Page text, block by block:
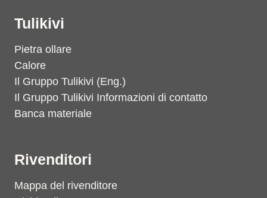
Tulikivi
Pietra ollare
Calore
Il Gruppo Tulikivi (Eng.)
Il Gruppo Tulikivi Informazioni di contatto
Banca materiale
Rivenditori
Mappa del rivenditore